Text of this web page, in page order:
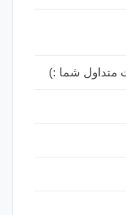
متداول شما :)